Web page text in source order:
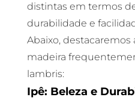
distintas em termos
durabilidade e
Abaixo,
madeira
lambris:
Ipê: Beleza e